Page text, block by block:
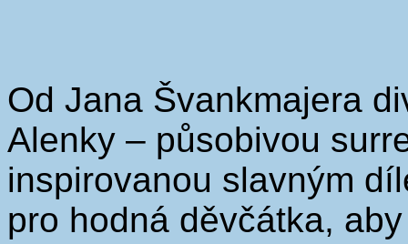
Od Jana Švankmajera
Alenky – působivou
inspirovanou slavným
pro hodná děvčátka,